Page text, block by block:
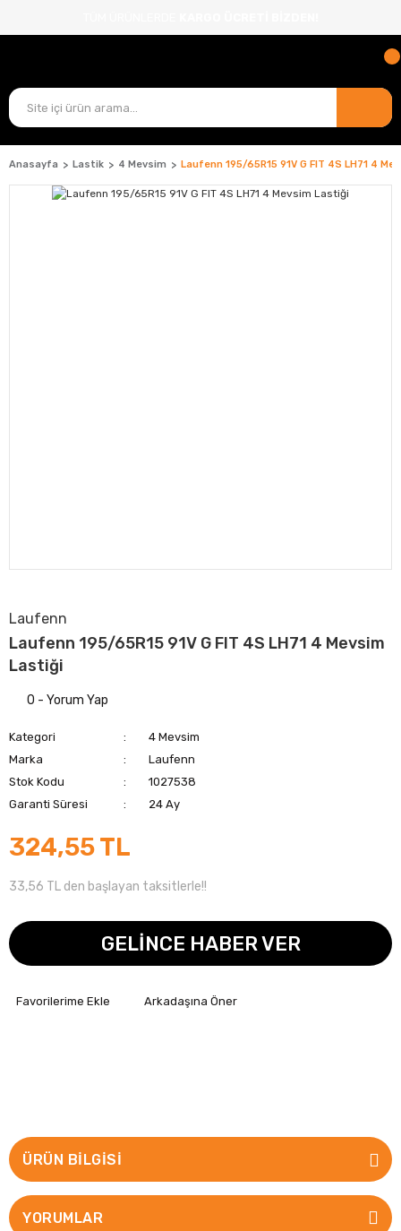
Anasayfa Lastik 4 Mevsim Laufenn 195/65R15 91V G FIT 4S LH71 4
Laufenn
Laufenn 195/65R15 91V G FIT 4S LH71 4 Mevsim
Lastiği
0 - Yorum Yap
Kategori
4 Mevsim
Marka
Laufenn
Stok Kodu
1027538
Garanti Süresi
24 Ay
324,55 TL
33,56 TL den başlayan taksitlerle!!
GELİNCE HABER VER
Arkadaşına Öner
ÜRÜN BILGISI
YORUMLAR